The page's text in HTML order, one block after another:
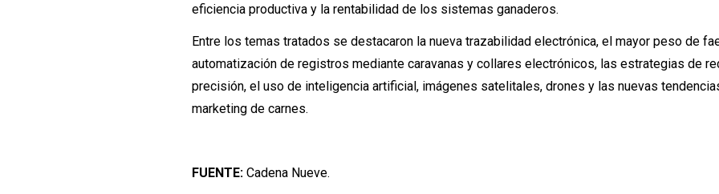
eficiencia productiva y la rentabilidad de los sistemas ganaderos.
Entre los temas tratados se destacaron la nueva trazabilidad electrónica, el mayor peso de
automatización de registros mediante caravanas y collares electrónicos, las estrategias de
precisión, el uso de inteligencia artificial, imágenes satelitales, drones y las nuevas
marketing de carnes.
FUENTE: Cadena Nueve.